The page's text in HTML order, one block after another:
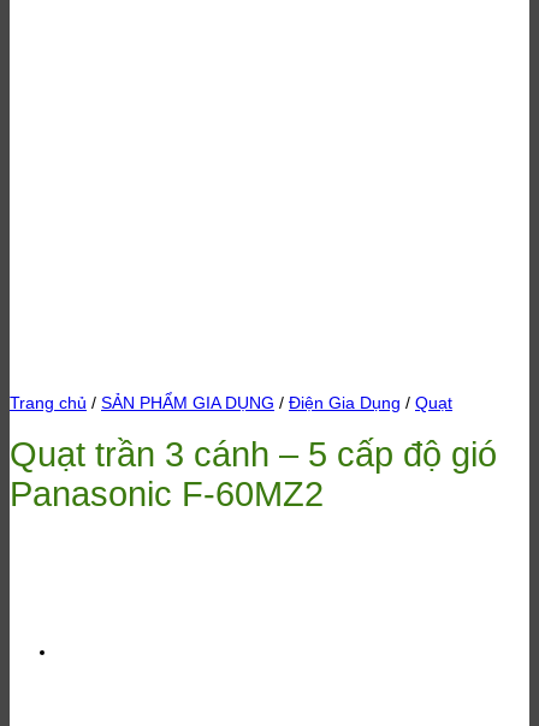
Trang chủ / SẢN PHẨM GIA DỤNG / Điện Gia Dụng / Quạt
Quạt trần 3 cánh – 5 cấp độ gió
Panasonic F-60MZ2